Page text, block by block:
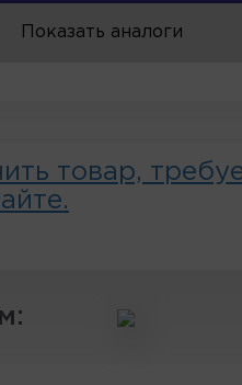
Показать аналоги
товар,